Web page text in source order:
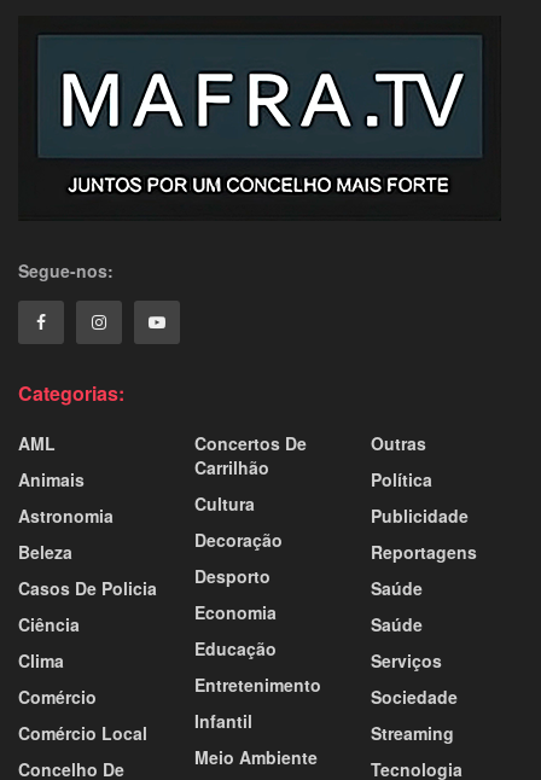
Segue-nos:
Categorias:
AML
Animais
Astronomia
Beleza
Casos De Policia
Ciência
Clima
Comércio
Comércio Local
Concelho De
Concertos De
Carrilhão
Cultura
Decoração
Desporto
Economia
Educação
Entretenimento
Infantil
Meio Ambiente
Outras
Política
Publicidade
Reportagens
Saúde
Saúde
Serviços
Sociedade
Streaming
Tecnologia